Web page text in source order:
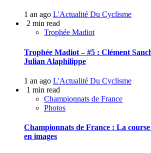
1 an ago L'Actualité Du Cyclisme
2 min read
Trophée Madiot
Trophée Madiot – #5 : Clément
Julian Alaphilippe
1 an ago L'Actualité Du Cyclisme
1 min read
Championnats de France
Photos
Championnats de France : La course
en images